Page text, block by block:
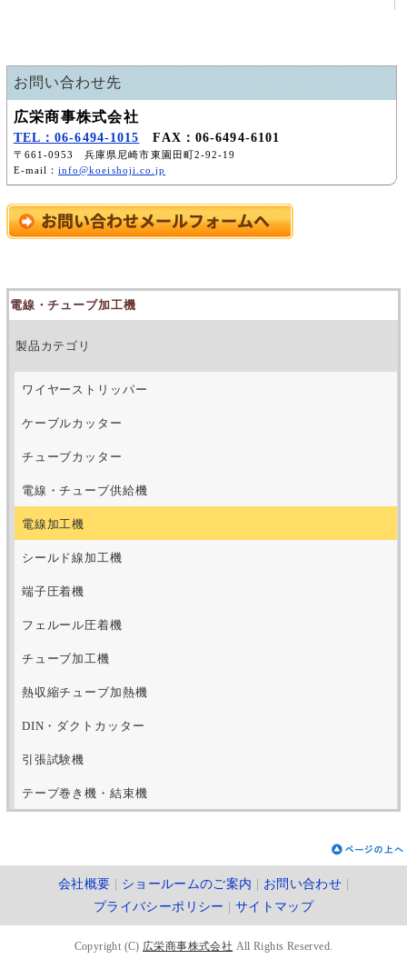
お問い合わせ先
広栄商事株式会社
TEL：06-6494-1015 FAX：06-6494-6101
〒661-0953 兵庫県尼崎市東園田町2-92-19
E-mail：info@koeishoji.co.jp
電線・チューブ加工機
製品カテゴリ
ワイヤーストリッパー
ケーブルカッター
チューブカッター
電線・チューブ供給機
電線加工機
シールド線加工機
端子圧着機
フェルール圧着機
チューブ加工機
熱収縮チューブ加熱機
DIN・ダクトカッター
引張試験機
テープ巻き機・結束機
会社概要 ショールームのご案内 お問い合わせ
プライバシーポリシー
サイトマップ
Copyright (C) 広栄商事株式会社 All Rights Reserved.